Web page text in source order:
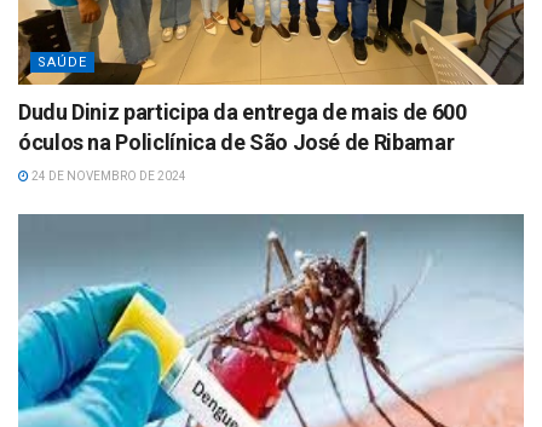
SAÚDE
Dudu Diniz participa da entrega de mais de 600
óculos na Policlínica de São José de Ribamar
24 DE NOVEMBRO DE 2024